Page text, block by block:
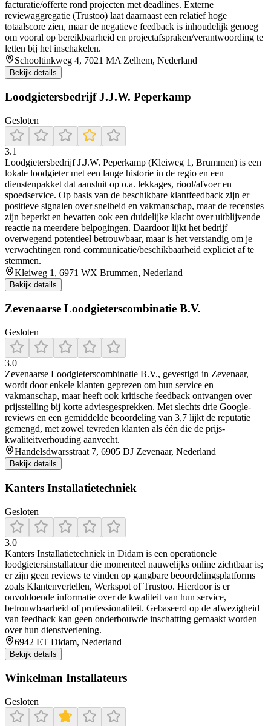
facturatie/offerte rond projecten met deadlines. Externe
reviewaggregatie (Trustoo) laat daarnaast een relatief hoge
totaalscore zien, maar de negatieve feedback is inhoudelijk genoeg
om vooral op bereikbaarheid en projectafspraken/verantwoording te
letten bij het inschakelen.
Schooltinkweg 4, 7021 MA Zelhem, Nederland
Bekijk details
Loodgietersbedrijf J.J.W. Peperkamp
Gesloten
3.1
Loodgietersbedrijf J.J.W. Peperkamp (Kleiweg 1, Brummen) is een
lokale loodgieter met een lange historie in de regio en een
dienstenpakket dat aansluit op o.a. lekkages, riool/afvoer en
spoedservice. Op basis van de beschikbare klantfeedback zijn er
positieve signalen over snelheid en vakmanschap, maar de recensies
zijn beperkt en bevatten ook een duidelijke klacht over uitblijvende
reactie na meerdere belpogingen. Daardoor lijkt het bedrijf
overwegend potentieel betrouwbaar, maar is het verstandig om je
verwachtingen rond communicatie/beschikbaarheid expliciet af te
stemmen.
Kleiweg 1, 6971 WX Brummen, Nederland
Bekijk details
Zevenaarse Loodgieterscombinatie B.V.
Gesloten
3.0
Zevenaarse Loodgieterscombinatie B.V., gevestigd in Zevenaar,
wordt door enkele klanten geprezen om hun service en
vakmanschap, maar heeft ook kritische feedback ontvangen over
prijsstelling bij korte adviesgesprekken. Met slechts drie Google-
reviews en een gemiddelde beoordeling van 3,7 lijkt de reputatie
gemengd, met zowel tevreden klanten als één die de prijs-
kwaliteitverhouding aanvecht.
Handelsdwarsstraat 7, 6905 DJ Zevenaar, Nederland
Bekijk details
Kanters Installatietechniek
Gesloten
3.0
Kanters Installatietechniek in Didam is een operationele
loodgietersinstallateur die momenteel nauwelijks online zichtbaar is;
er zijn geen reviews te vinden op gangbare beoordelingsplatforms
zoals Klantenvertellen, Werkspot of Trustoo. Hierdoor is er
onvoldoende informatie over de kwaliteit van hun service,
betrouwbaarheid of professionaliteit. Gebaseerd op de afwezigheid
van feedback kan geen onderbouwde inschatting gemaakt worden
over hun dienstverlening.
6942 ET Didam, Nederland
Bekijk details
Winkelman Installateurs
Gesloten